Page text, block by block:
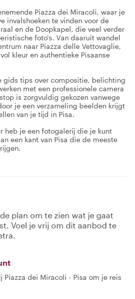
Piazza dei Miracoli, waar je
invalshoeken te vinden voor de
en de Doopkapel, die veel verder
foto's. Van daaruit wandel
naar Piazza delle Vettovaglie,
kleur en authentieke Pisaanse
gids tips over compositie, belichting
met een professionele camera
is zorgvuldig gekozen vanwege
je een verzameling beelden krijgt
van je tijd in Pisa.
heb je een fotogalerij die je kunt
een kant van Pisa die de meeste
plan om te zien wat je gaat
Voel je vrij om dit aanbod te
Piazza dei Miracoli - Pisa om je reis